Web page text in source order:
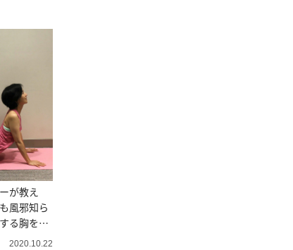
が教え
風邪知ら
る胸を開
2020.10.22